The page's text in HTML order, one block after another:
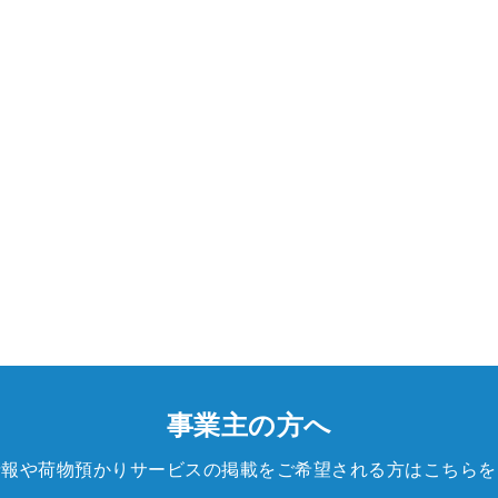
事業主の方へ
や荷物預かりサービスの掲載をご希望される方はこちらを